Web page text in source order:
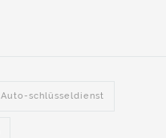
Auto-schlüsseldienst